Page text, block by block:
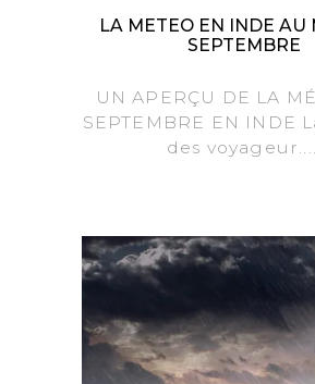
LA METEO EN INDE AU
SEPTEMBRE
UN APERÇU DE LA
SEPTEMBRE EN INDE
des